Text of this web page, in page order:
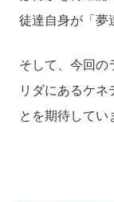
徒達自身が「夢
そして、今回の
リダにあるケネ
とを期待してい